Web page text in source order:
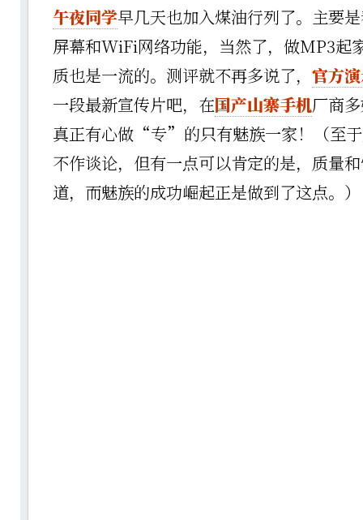
午夜同学早几天也加入煤油行列了。主要
屏幕和WiFi网络功能，当然了，做MP3起
质也是一流的。测评就不再多说了， 官方
一段最新宣传片吧，在国产山寨手机厂商
真正有心做“专”的只有魅族一家！（至
不作谈论，但有一点可以肯定的是，质量
道，而魅族的成功崛起正是做到了这点。）